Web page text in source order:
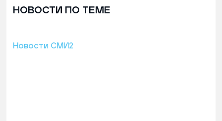
НОВОСТИ ПО ТЕМЕ
Новости СМИ2